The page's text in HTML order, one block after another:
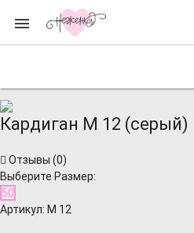
Кардиган М 12 (серый)
Отзывы (0)
Выберите Размер:
50
Артикул: М 12